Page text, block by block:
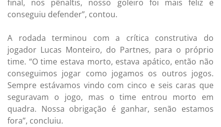
final, nos pênaltis, nosso goleiro foi mais feliz e
conseguiu defender”, contou.
A rodada terminou com a crítica construtiva do
jogador Lucas Monteiro, do Partnes, para o próprio
time. “O time estava morto, estava apático, então não
conseguimos jogar como jogamos os outros jogos.
Sempre estávamos vindo com cinco e seis caras que
seguravam o jogo, mas o time entrou morto em
quadra. Nossa obrigação é ganhar, senão estamos
fora”, concluiu.